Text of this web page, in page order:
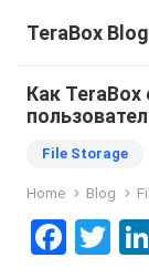
Как
File Storage
Home Blog
F
T